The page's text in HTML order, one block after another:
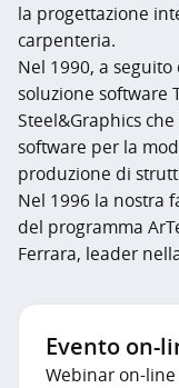
la progettazione
carpenteria.
Nel 1990, a
soluzione software
Steel&Graphics
software per la
produzione di
Nel 1996 la nostra
del programma
Ferrara, leader
Evento on-
Webinar on-line